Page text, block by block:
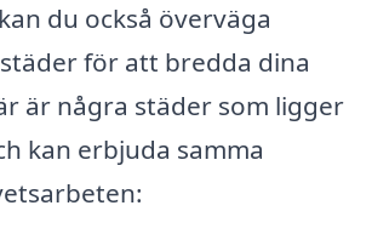
du också överväga
för att bredda dina
är några städer som ligger
kan erbjuda samma